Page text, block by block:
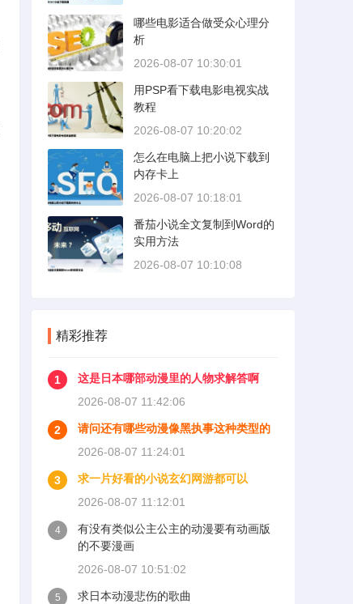
哪些电影适合做受众心理分
析
2026-08-07 10:30:01
用PSP看下载电影电视实战
教程
2026-08-07 10:20:02
怎么在电脑上把小说下载到
内存卡上
2026-08-07 10:18:01
番茄小说全文复制到Word的
实用方法
2026-08-07 10:10:08
精彩推荐
1
这是日本哪部动漫里的人物求解答啊
2026-08-07 11:42:06
2
请问还有哪些动漫像黑执事这种类型的
2026-08-07 11:24:01
3
求一片好看的小说玄幻网游都可以
2026-08-07 11:12:01
4
有没有类似公主公主的动漫要有动画版
的不要漫画
2026-08-07 10:51:02
5
求日本动漫悲伤的歌曲